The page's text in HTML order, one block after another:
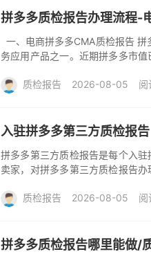
拼多多质检报告办理流程-
一、电商拼多多CMA质检报告
务应用产品之一。近期拼多多市
告。...质检报告 2026-08-05
入驻拼多多第三方质检报告
拼多多第三方质检报告是每个入
卖家，对拼多多第三方质检报告
多多第三...
质检报告 2026-08-05 阅
拼多多质检报告哪里能做/